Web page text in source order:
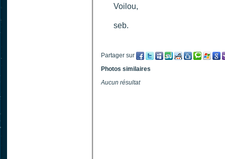
Voilou,
seb.
Partager sur
Photos similaires
Aucun résultat